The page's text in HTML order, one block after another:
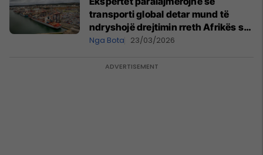
transporti global detar mund të
ndryshojë drejtimin rreth Afrikës së
Jugut për pjesën tjetër të vitit 2026
Nga Bota 23/03/2026